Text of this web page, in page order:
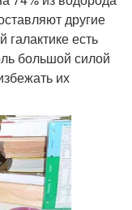
другие
есть
большой силой
их